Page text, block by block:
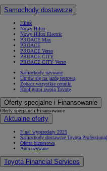
Samochody dostawcze
Hilux
Nowy Hilux
Nowy Hilux Electric
PROACE Max
PROACE
PROACE Verso
PROACE CITY
PROACE CITY Verso
Samochody używane
Umów się na jazdę testową
Zobacz wszystkie cenniki
Konfiguruj swoją Toyotę
Oferty specjalne i Finansowanie
Oferty specjalne i Finansowanie
Aktualne oferty
Finał wyprzedaży 2025
Samochody dostawcze Toyota Professional
Oferta biznesowa
Auta używane
Toyota Financial Services